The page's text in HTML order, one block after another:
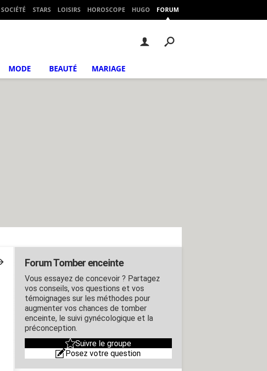
SOCIÉTÉ STARS LOISIRS HOROSCOPE HUGO FORUM
MODE BEAUTÉ MARIAGE
Forum Tomber enceinte
Vous essayez de concevoir ? Partagez
vos conseils, vos questions et vos
témoignages sur les méthodes pour
augmenter vos chances de tomber
enceinte, le suivi gynécologique et la
préconception.
Suivre le groupe
Posez votre question